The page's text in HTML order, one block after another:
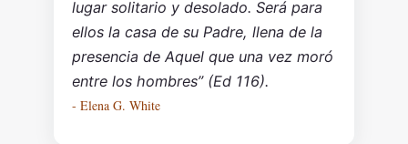
lugar solitario y desolado. Será para
ellos la casa de su Padre, llena de la
presencia de Aquel que una vez moró
entre los hombres” (Ed 116).
- Elena G. White